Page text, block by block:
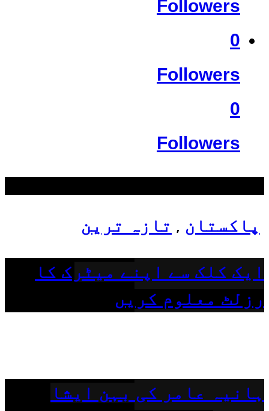
Followers
0
Followers
0
Followers
پاکستان , تازہ ترین
ایک کلک سے اپنے میٹرک کا
رزلٹ معلوم کریں
ہانیہ عامر کی بہن ایشا